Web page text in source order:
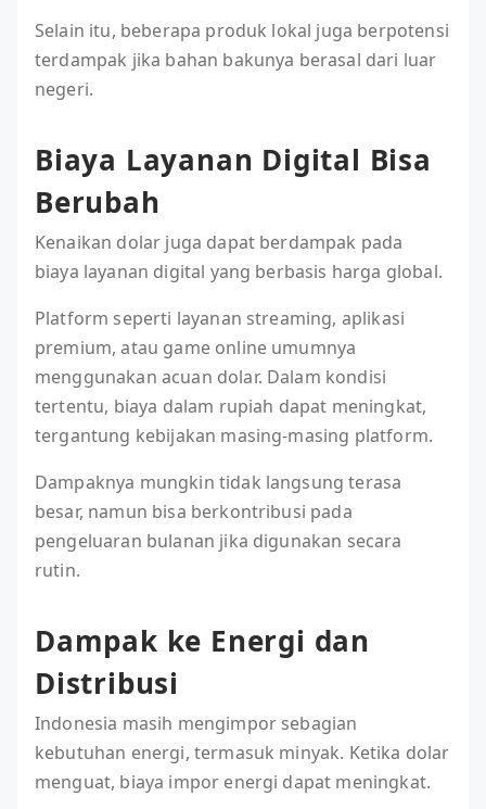
Selain itu, beberapa produk lokal juga berpotensi
terdampak jika bahan bakunya berasal dari luar
negeri.
Biaya Layanan Digital Bisa
Berubah
Kenaikan dolar juga dapat berdampak pada
biaya layanan digital yang berbasis harga global.
Platform seperti layanan streaming, aplikasi
premium, atau game online umumnya
menggunakan acuan dolar. Dalam kondisi
tertentu, biaya dalam rupiah dapat meningkat,
tergantung kebijakan masing-masing platform.
Dampaknya mungkin tidak langsung terasa
besar, namun bisa berkontribusi pada
pengeluaran bulanan jika digunakan secara
rutin.
Dampak ke Energi dan
Distribusi
Indonesia masih mengimpor sebagian
kebutuhan energi, termasuk minyak. Ketika dolar
menguat, biaya impor energi dapat meningkat.